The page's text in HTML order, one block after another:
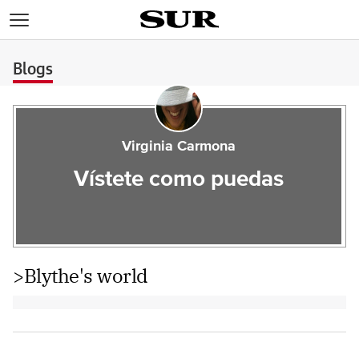
Blogs
Virginia Carmona
Vístete como puedas
>Blythe's world